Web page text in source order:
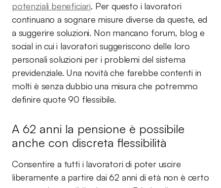
potenziali beneficiari. Per questo i lavoratori
continuano a sognare misure diverse da queste, ed
a suggerire soluzioni. Non mancano forum, blog e
social in cui i lavoratori suggeriscono delle loro
personali soluzioni per i problemi del sistema
previdenziale. Una novità che farebbe contenti in
molti è senza dubbio una misura che potremmo
definire quote 90 flessibile.
A 62 anni la pensione è possibile
anche con discreta flessibilità
Consentire a tutti i lavoratori di poter uscire
liberamente a partire dai 62 anni di età non è certo